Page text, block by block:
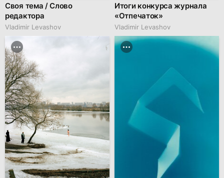
Своя тема / Слово
редактора
Vladimir Levashov
Итоги конкурса журнала
«Отпечаток»
Vladimir Levashov